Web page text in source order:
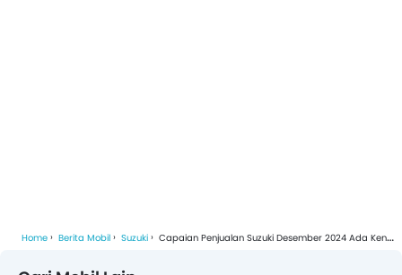
Home Berita Mobil Suzuki Capaian Penjualan Suzuki Desember 2024 Ada Kenaikan 10 Persen